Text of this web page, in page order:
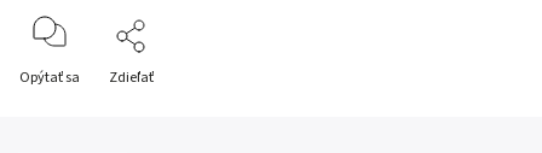
Opýtať sa Zdieľať